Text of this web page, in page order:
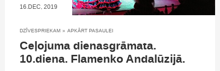
16.DEC, 2019
DZĪVESPRIEKAM » APKĀRT PASAULEI
Ceļojuma dienasgrāmata.
10.diena. Flamenko Andalūzijā.